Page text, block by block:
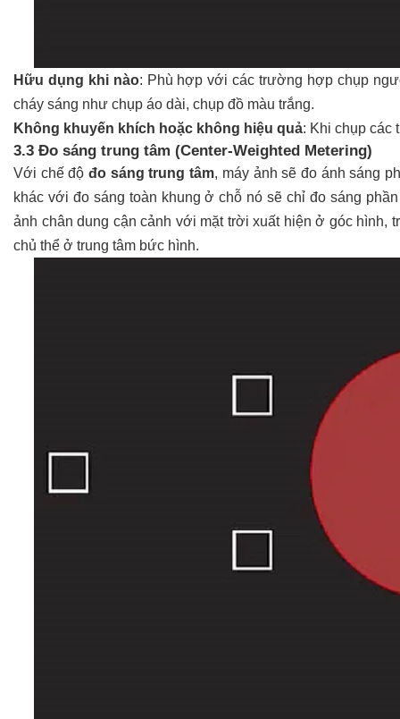
Hữu dụng khi nào: Phù hợp với các trường hợp chụp
cháy sáng như chụp áo dài, chụp đồ màu trắng.
Không khuyến khích hoặc không hiệu quả: Khi chụp các
3.3 Đo sáng trung tâm (Center-Weighted Metering)
Với chế độđo sáng trung tâm, máy ảnh sẽ đo ánh sáng
khác với đo sáng toàn khung ở chỗ nó sẽ chỉ đo sáng
ảnh chân dung cận cảnh với mặt trời xuất hiện ở góc hình,
chủ thể ở trung tâm bức hình.